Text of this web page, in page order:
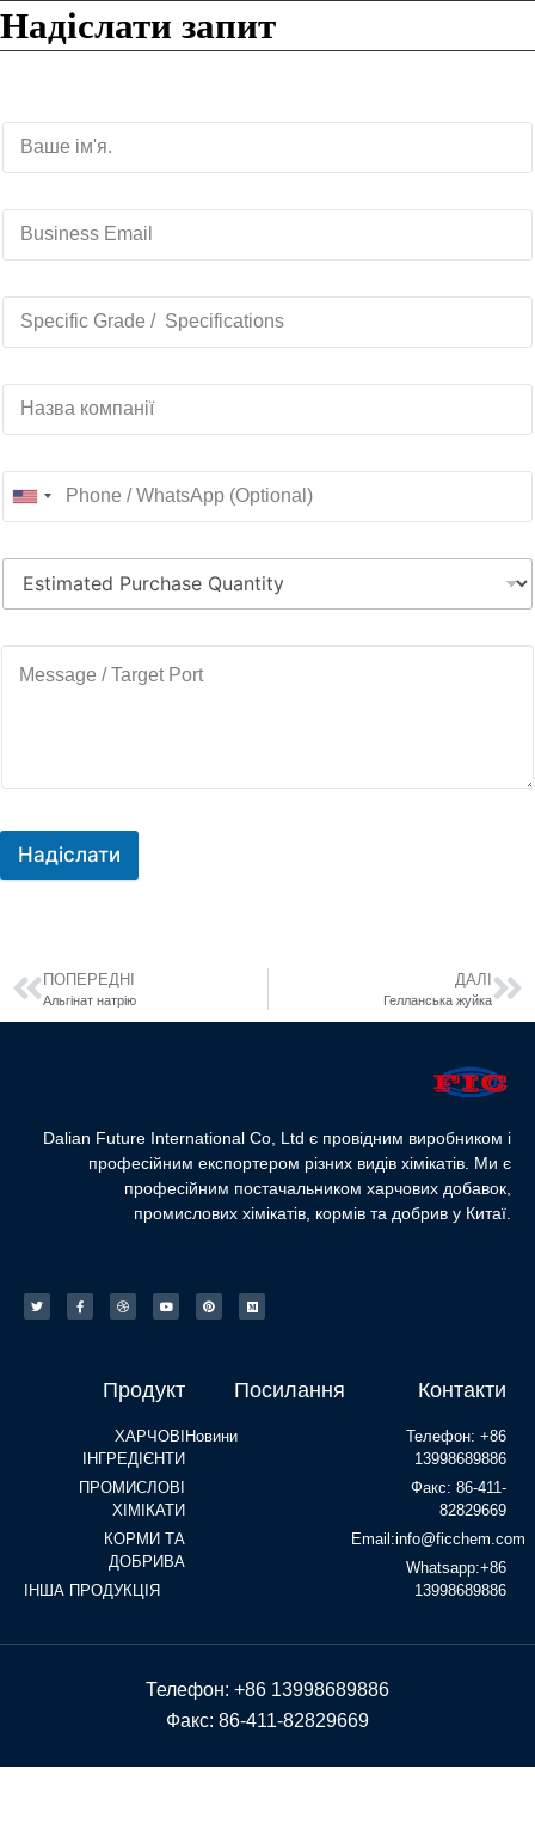
Надіслати запит
Надіслати
ПОПЕРЕДНІ
Альгінат натрію
ДАЛІ
Гелланська жуйка
Dalian Future International Co, Ltd є провідним виробником і
професійним експортером різних видів хімікатів. Ми є
професійним постачальником харчових добавок,
промислових хімікатів, кормів та добрив у Китаї.
Продукт
ХАРЧОВІ
ІНГРЕДІЄНТИ
ПРОМИСЛОВІ
ХІМІКАТИ
КОРМИ ТА
ДОБРИВА
ІНША ПРОДУКЦІЯ
Посилання
Новини
Контакти
Телефон: +86
13998689886
Факс: 86-411-
82829669
Email:info@ficchem.com
Whatsapp:+86
13998689886
Телефон: +86 13998689886
Факс: 86-411-82829669